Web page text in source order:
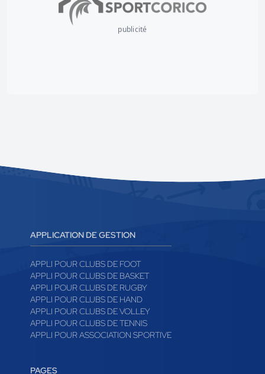
APPLICATION DE GESTION
APPLI POUR CLUBS DE FOOT
APPLI POUR CLUBS DE BASKET
APPLI POUR CLUBS DE RUGBY
APPLI POUR CLUBS DE HAND
APPLI POUR CLUBS DE VOLLEY